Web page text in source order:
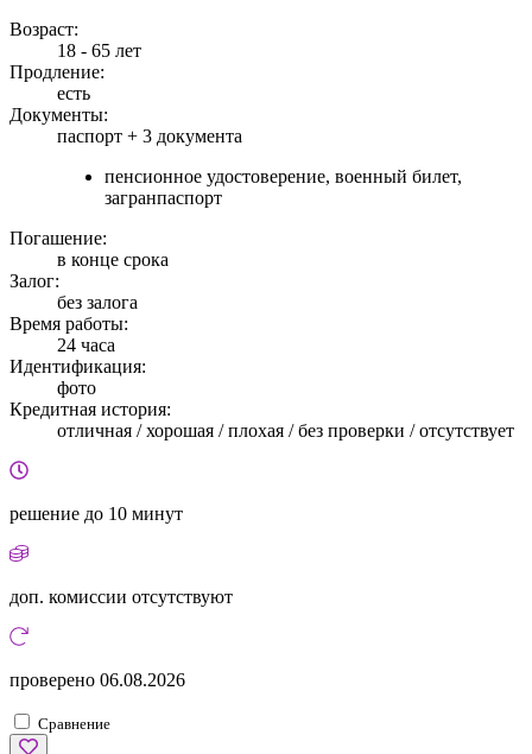
Возраст:
18 - 65 лет
Продление:
есть
Документы:
паспорт + 3 документа
пенсионное удостоверение, военный билет,
загранпаспорт
Погашение:
в конце срока
Залог:
без залога
Время работы:
24 часа
Идентификация:
фото
Кредитная история:
отличная / хорошая / плохая / без проверки / отсутствует
решение до 10 минут
доп. комиссии отсутствуют
проверено 06.08.2026
Сравнение